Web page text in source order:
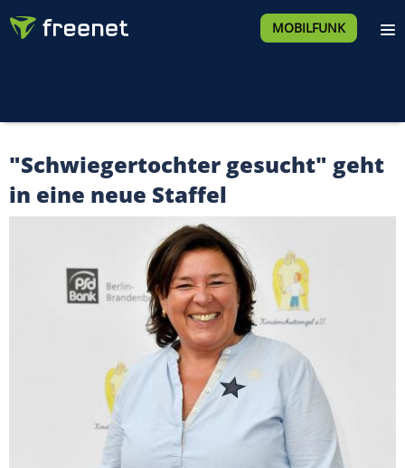
MOBILFUNK
"Schwiegertochter gesucht" geht
in eine neue Staffel